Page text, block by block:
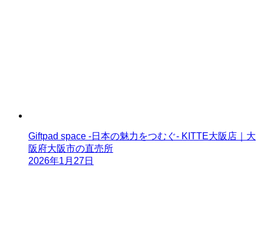
Giftpad space -日本の魅力をつむぐ- KITTE大阪店｜大
阪府大阪市の直売所
2026年1月27日